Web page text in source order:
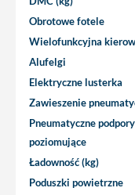
Obrotowe fotele
Wielofunkcyjna
Alufelgi
Elektryczne lusterka
Zawieszenie
Pneumatyczne podpory
poziomujące
Ładowność (kg)
Poduszki powietrzne